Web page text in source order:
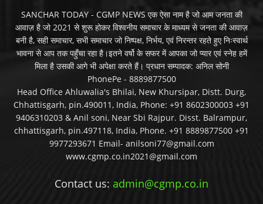
SANCHAR TODAY - CGMP NEWS एक ऐसा नाम है जो आम जनता की
आवाज़ है जो 2021 से शुरू होकर विश्वनीय समाचार के माध्यम से जनता की आवाज़
बनी है, सही समाचार, सभी समाचार जो निष्पक्ष, निर्भय, एवं निरन्तर रहते हुए निःस्वार्थ
भावना से आप तक पहुँचा रहा है।इतने वर्षो के सफर में आपका जो प्यार एवं स्नेह हमें
मिला है उसकी आगे भी अपेक्षा करते हैं। प्रधान सम्पादक: अनिल सोनी
PhonePe - 8889877500
Head Office Ahluwalia's Bhilai, New Khursipar, Distt. Durg,
Chhattisgarh, pin.490011, India, Phone: +91 8602300003 +91
9406310203 & Anil soni, Near Sbi Rajpur. Disst. Balrampur,
chhattisgarh, pin.497118, India, Phone. +91 8889877500 +91
9977293671 Email- anilsoni77@gmail.com
www.cgmp.co.in2021@gmail.com
Contact us: admin@cgmp.co.in